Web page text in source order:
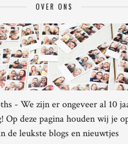
OVER ONS
- We zijn er ongeveer al 10
Op deze pagina houden wij je
de leukste blogs en nieuwtjes